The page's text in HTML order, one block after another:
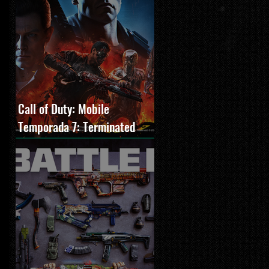
Call of Duty: Mobile
Temporada 7: Terminated
estreia com O Exterminador
do Futuro 2, novos modos e
Cronen Squall